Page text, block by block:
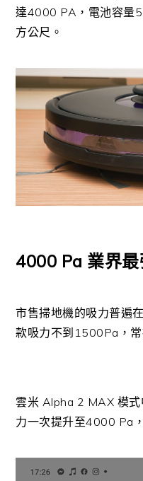
達4000 PA，電池容量
方公尺。
4000 Pa 業界
市售掃地機的吸力普遍
款吸力不到1500Pa，
雲米 Alpha 2 MAX 模
力一次提升至4000 Pa